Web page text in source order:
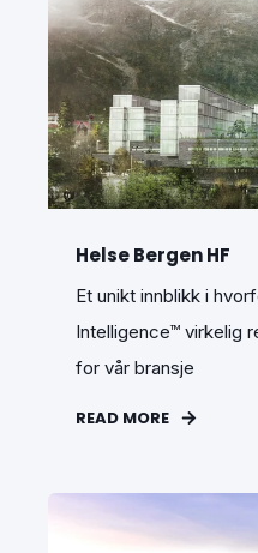
Helse Bergen HF
Et unikt innblikk i
Intelligence™ virkelig
for vår bransje
READ MORE